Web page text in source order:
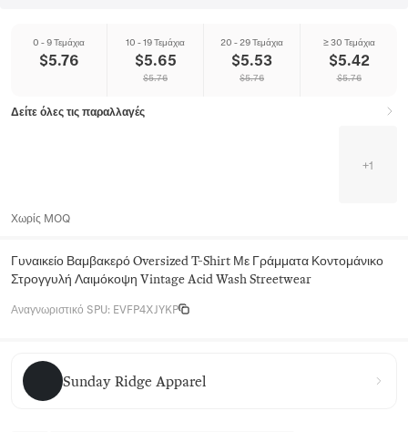
0 - 9 Τεμάχια
$5.76
10 - 19 Τεμάχια
$5.65
$5.76
20 - 29 Τεμάχια
$5.53
$5.76
≥ 30 Τεμάχια
$5.42
$5.76
Δείτε όλες τις παραλλαγές
+1
Χωρίς MOQ
Γυναικείο Βαμβακερό Oversized T-Shirt Με Γράμματα Κοντομάνικο
Στρογγυλή Λαιμόκοψη Vintage Acid Wash Streetwear
Αναγνωριστικό SPU: EVFP4XJYKP
Sunday Ridge Apparel
Sunday Ridge Apparel